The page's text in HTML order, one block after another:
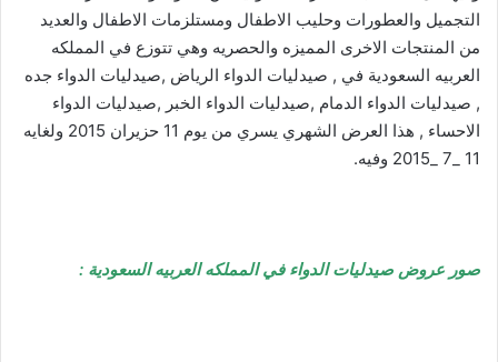
التجميل والعطورات وحليب الاطفال ومستلزمات الاطفال والعديد
من المنتجات الاخرى المميزه والحصريه وهي تتوزع في المملكه
العربيه السعودية في , صيدليات الدواء الرياض ,صيدليات الدواء جده
, صيدليات الدواء الدمام ,صيدليات الدواء الخبر ,صيدليات الدواء
الاحساء , هذا العرض الشهري يسري من يوم 11 حزيران 2015 ولغايه
11 _7 _2015 وفيه.
صور عروض صيدليات الدواء في المملكه العربيه السعودية :